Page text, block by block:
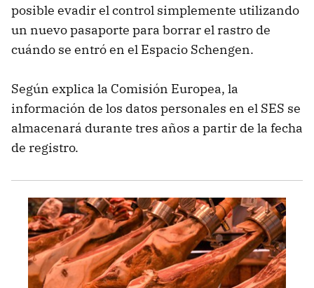
posible evadir el control simplemente utilizando
un nuevo pasaporte para borrar el rastro de
cuándo se entró en el Espacio Schengen.
Según explica la Comisión Europea, la
información de los datos personales en el SES se
almacenará durante tres años a partir de la fecha
de registro.